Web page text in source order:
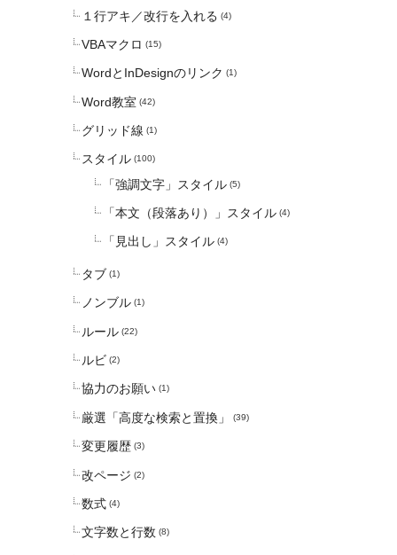
１行アキ／改行を入れる (4)
VBAマクロ (15)
WordとInDesignのリンク (1)
Word教室 (42)
グリッド線 (1)
スタイル (100)
「強調文字」スタイル (5)
「本文（段落あり）」スタイル (4)
「見出し」スタイル (4)
タブ (1)
ノンブル (1)
ルール (22)
ルビ (2)
協力のお願い (1)
厳選「高度な検索と置換」 (39)
変更履歴 (3)
改ページ (2)
数式 (4)
文字数と行数 (8)